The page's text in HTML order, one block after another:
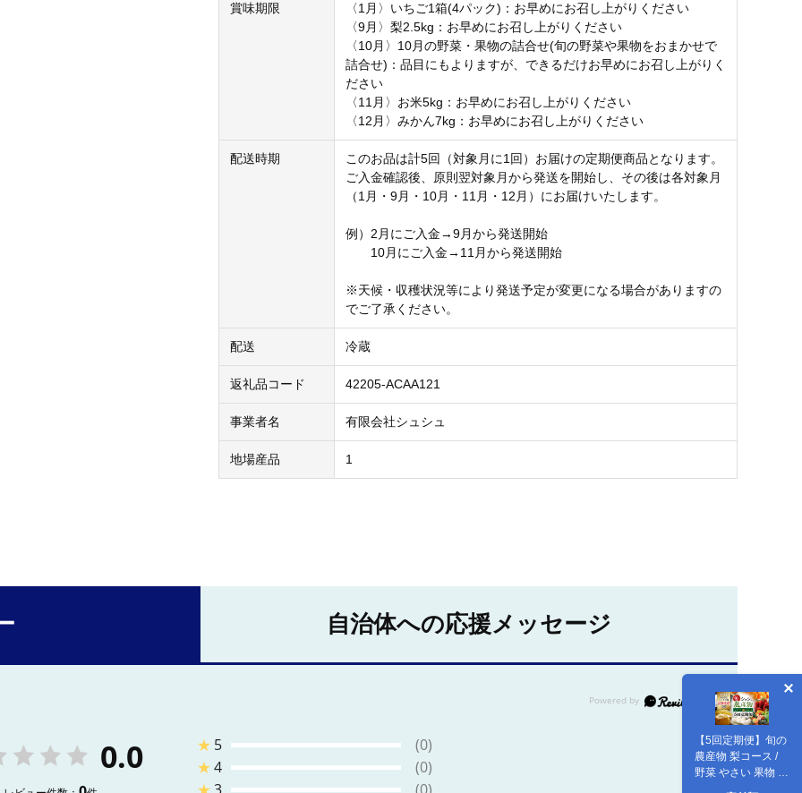
【5回定期便】旬の
農産物 梨コース /
野菜 やさい 果物 く
賞味期限
〈1月〉いちご1箱(4パック)：お早めにお召し上がりください
〈9月〉梨2.5kg：お早めにお召し上がりください
〈10月〉10月の野菜・果物の詰合せ(旬の野菜や果物をおまかせで
詰合せ)：品目にもよりますが、できるだけお早めにお召し上がりく
ださい
〈11月〉お米5kg：お早めにお召し上がりください
〈12月〉みかん7kg：お早めにお召し上がりください
配送時期
このお品は計5回（対象月に1回）お届けの定期便商品となります。
ご入金確認後、原則翌対象月から発送を開始し、その後は各対象月
（1月・9月・10月・11月・12月）にお届けいたします。
例）2月にご入金→9月から発送開始
10月にご入金→11月から発送開始
※天候・収穫状況等により発送予定が変更になる場合がありますの
でご了承ください。
配送 冷蔵
返礼品コード 42205-ACAA121
事業者名 有限会社シュシュ
地場産品 1
自治体への応援メッセージ
0.0 ★ 5
(0)
★4
(0)